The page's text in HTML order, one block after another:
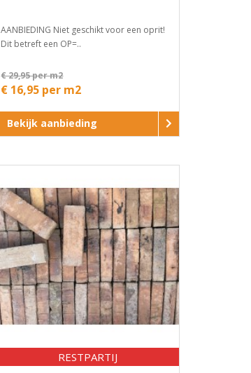
AANBIEDING Niet geschikt voor een oprit!
Dit betreft een OP=..
€ 29,95 per m2
€ 16,95 per m2
Bekijk aanbieding
RESTPARTIJ